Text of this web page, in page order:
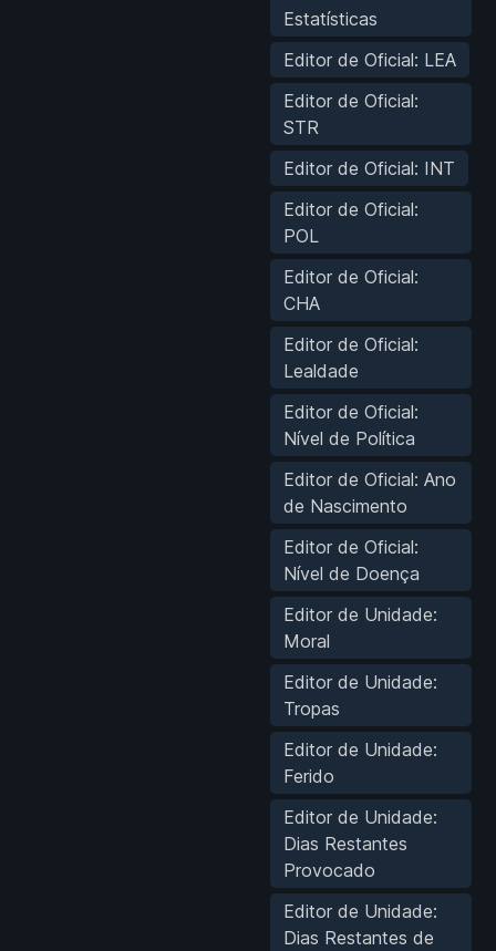
Estatísticas
Editor de Oficial: LEA
Editor de Oficial:
STR
Editor de Oficial: INT
Editor de Oficial:
POL
Editor de Oficial:
CHA
Editor de Oficial:
Lealdade
Editor de Oficial:
Nível de Política
Editor de Oficial: Ano
de Nascimento
Editor de Oficial:
Nível de Doença
Editor de Unidade:
Moral
Editor de Unidade:
Tropas
Editor de Unidade:
Ferido
Editor de Unidade:
Dias Restantes
Provocado
Editor de Unidade:
Dias Restantes de